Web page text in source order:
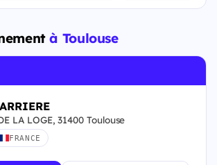
à Toulouse
LA LOGE, 31400 Toulouse
FRANCE